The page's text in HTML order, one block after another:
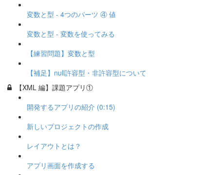
変数と型 - 4つのパーツ ④ 値
変数と型 - 変数を使ってみる
【練習問題】変数と型
【補足】null許容型・非許容型について
【XML 編】課題アプリ①
開発するアプリの紹介 (0:15)
新しいプロジェクトの作成
レイアウトとは？
アプリ画面を作成する